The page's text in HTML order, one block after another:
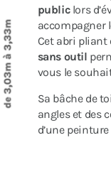
publiclors
accompagner
Cet abri pliant
sans outil
vous le
Sa bâche de
angles et des
d’une